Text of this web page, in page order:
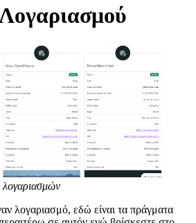
λογαριασμών
λογαριασμό, εδώ είναι τα πράγματα